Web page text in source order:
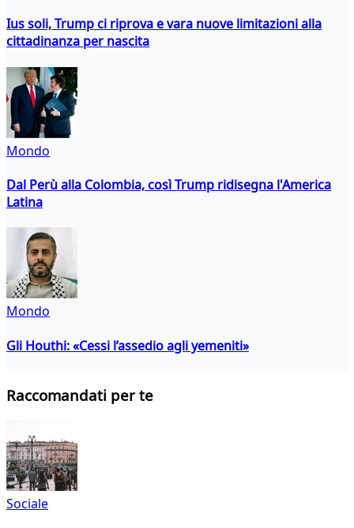
Ius soli, Trump ci riprova e vara nuove limitazioni alla
cittadinanza per nascita
Mondo
Dal Perù alla Colombia, così Trump ridisegna l'America
Latina
Mondo
Gli Houthi: «Cessi l’assedio agli yemeniti»
Raccomandati per te
Sociale